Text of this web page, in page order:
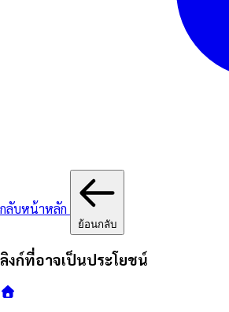
กลับหน้าหลัก
ย้อนกลับ
ลิงก์ที่อาจเป็นประโยชน์